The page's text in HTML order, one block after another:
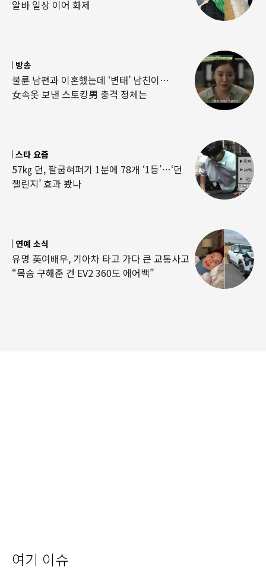
알바 일상 이어 화제
방송
불륜 남편과 이혼했는데 ‘변태’ 남친이…
女속옷 보낸 스토킹男 충격 정체는
스타 요즘
57㎏ 던, 팔굽혀펴기 1분에 78개 ‘1등’…‘던
챌린지’ 효과 봤나
연예 소식
유명 英여배우, 기아차 타고 가다 큰 교통사고
“목숨 구해준 건 EV2 360도 에어백”
여기 이슈